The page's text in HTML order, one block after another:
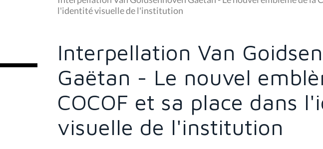
s
ê
:
l'identité visuelle de l'institution
Interpellation Van
Gaëtan - Le nouvel
COCOF et sa place dans
visuelle de l'institution